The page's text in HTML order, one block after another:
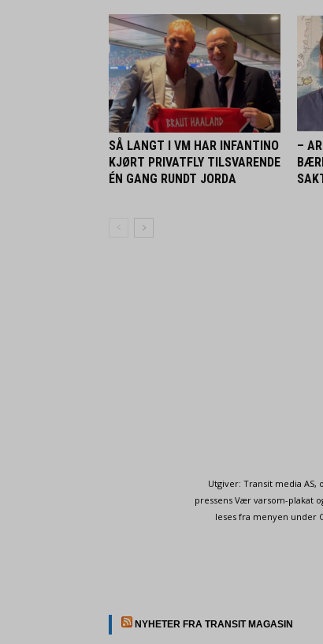
SÅ LANGT I VM HAR INFANTINO
KJØRT PRIVATFLY TILSVARENDE
ÉN GANG RUNDT JORDA
–
Utgiver: Transit media
pressens Vær varsom-plakat
leses fra menyen under
NYHETER FRA TRANSIT MAGASIN